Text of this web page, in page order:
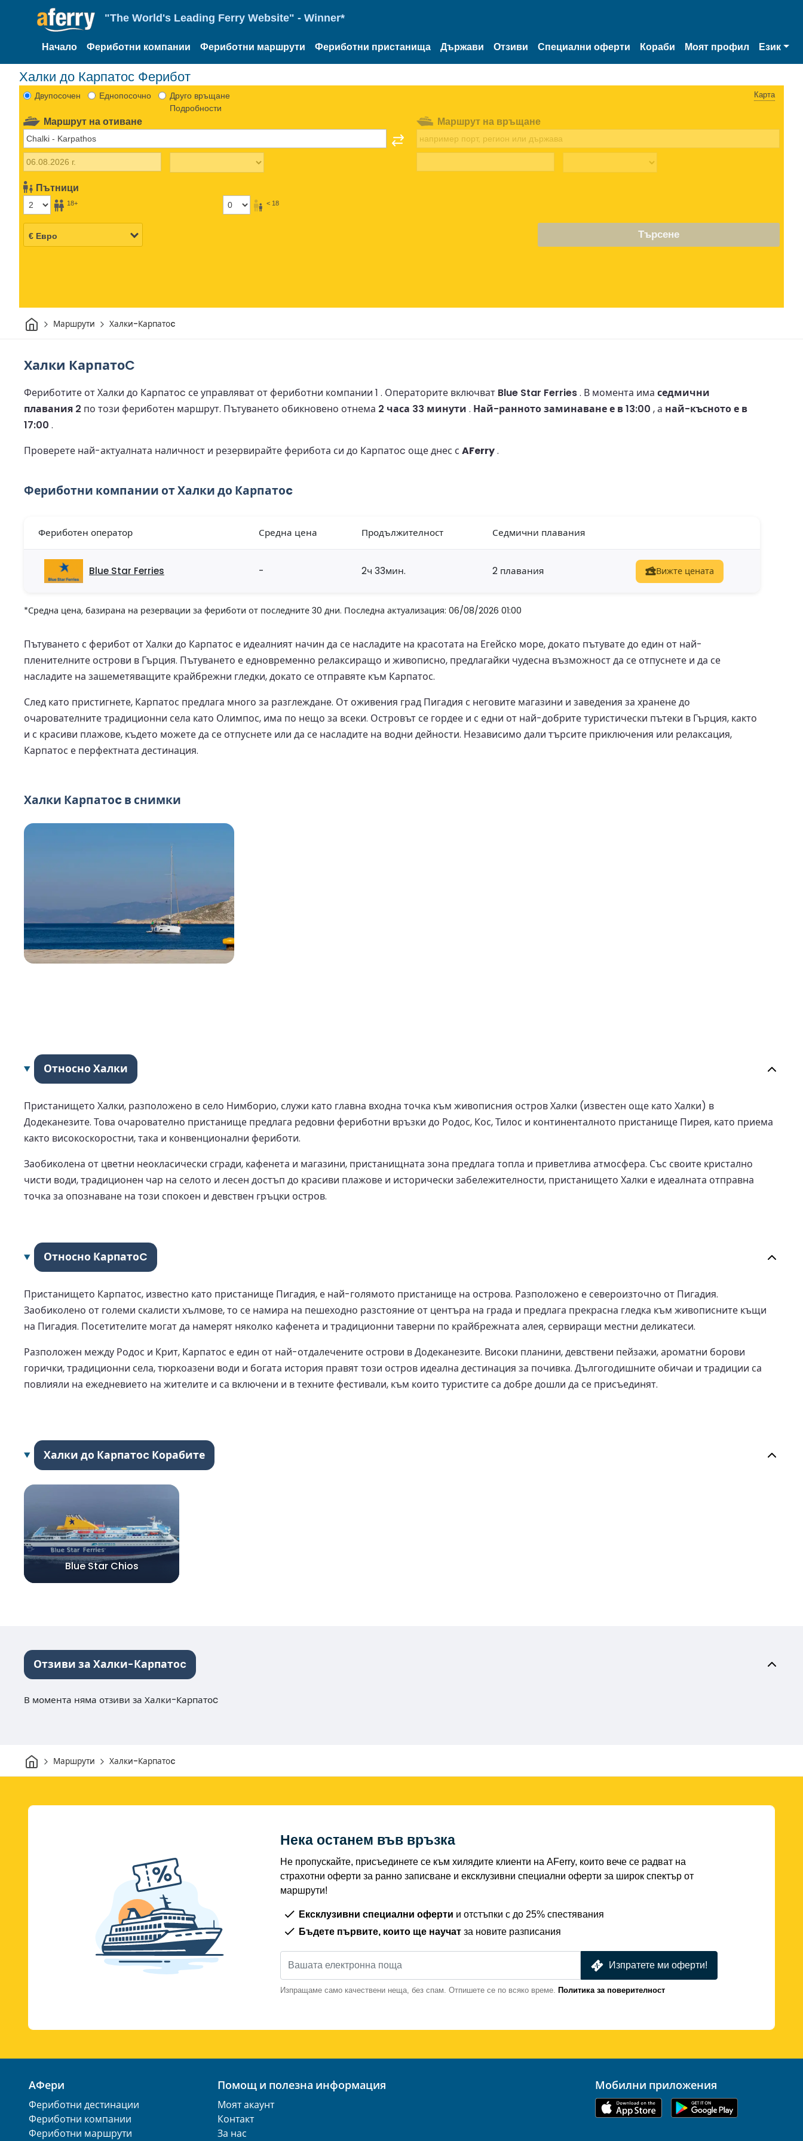
"The World's Leading Ferry Website" - Winner*
Начало Фериботни компании Фериботни маршрути Фериботни пристанища Държави Отзиви Специални оферти Кораби Моят профил Език
Халки до Карпатоc Ферибот
Двупосочен Еднопосочно
Друго връщане
Подробности
Карта
Маршрут на отиване
Пътници
18+ < 18
Маршрут на връщане
Търсене
Начало
Маршрути Халки-Карпатоc
Халки КарпатоC
Фериботите от Халки до Карпатоc се управляват от фериботни компании 1 . Операторите включват Blue Star Ferries. В момента има седмични
плавания 2 по този фериботен маршрут. Пътуването обикновено отнема 2 часа 33 минути . Най-ранното заминаване е в 13:00 , а най-късното е в
17:00 .
Проверете най-актуалната наличност и резервирайте ферибота си до Карпатоc още днес с AFerry.
Фериботни компании от Халки до Карпатоc
Фериботен оператор Средна цена Продължителност Седмични плавания
Blue Star Ferries - 2ч 33мин. 2 плавания Вижте цената
*Средна цена, базирана на резервации за фериботи от последните 30 дни. Последна актуализация: 06/08/2026 01:00
Пътуването с ферибот от Халки до Карпатос е идеалният начин да се насладите на красотата на Егейско море, докато пътувате до един от най-
пленителните острови в Гърция. Пътуването е едновременно релаксиращо и живописно, предлагайки чудесна възможност да се отпуснете и да се
насладите на зашеметяващите крайбрежни гледки, докато се отправяте към Карпатос.
След като пристигнете, Карпатос предлага много за разглеждане. От оживения град Пигадия с неговите магазини и заведения за хранене до
очарователните традиционни села като Олимпос, има по нещо за всеки. Островът се гордее и с едни от най-добрите туристически пътеки в Гърция, както
и с красиви плажове, където можете да се отпуснете или да се насладите на водни дейности. Независимо дали търсите приключения или релаксация,
Карпатос е перфектната дестинация.
Халки Карпатоc в снимки
Относно Халки
Пристанището Халки, разположено в село Нимборио, служи като главна входна точка към живописния остров Халки (известен още като Халки) в
Додеканезите. Това очарователно пристанище предлага редовни фериботни връзки до Родос, Кос, Тилос и континенталното пристанище Пирея, като приема
както високоскоростни, така и конвенционални фериботи.
Заобиколена от цветни неокласически сгради, кафенета и магазини, пристанищната зона предлага топла и приветлива атмосфера. Със своите кристално
чисти води, традиционен чар на селото и лесен достъп до красиви плажове и исторически забележителности, пристанището Халки е идеалната отправна
точка за опознаване на този спокоен и девствен гръцки остров.
Относно КарпатоC
Пристанището Карпатос, известно като пристанище Пигадия, е най-голямото пристанище на острова. Разположено е североизточно от Пигадия.
Заобиколено от големи скалисти хълмове, то се намира на пешеходно разстояние от центъра на града и предлага прекрасна гледка към живописните къщи
на Пигадия. Посетителите могат да намерят няколко кафенета и традиционни таверни по крайбрежната алея, сервиращи местни деликатеси.
Разположен между Родос и Крит, Карпатос е един от най-отдалечените острови в Додеканезите. Високи планини, девствени пейзажи, ароматни борови
горички, традиционни села, тюркоазени води и богата история правят този остров идеална дестинация за почивка. Дългогодишните обичаи и традиции са
повлияли на ежедневието на жителите и са включени и в техните фестивали, към които туристите са добре дошли да се присъединят.
Халки до Карпатоc Корабите
Blue Star Chios
Отзиви за Халки-Карпатоc
В момента няма отзиви за Халки-Карпатоc
Начало
Маршрути Халки-Карпатоc
Нека останем във връзка
Не пропускайте, присъединете се към хилядите клиенти на AFerry, които вече се радват на
страхотни оферти за ранно записване и ексклузивни специални оферти за широк спектър от
маршрути!
Ексклузивни специални оферти и отстъпки с до 25% спестявания
Бъдете първите, които ще научат за новите разписания
Изпратете ми оферти!
Изпращаме само качествени неща, без спам. Отпишете се по всяко време. Политика за поверителност
АФери
Фериботни дестинации
Фериботни компании
Фериботни маршрути
Помощ и полезна информация
Моят акаунт
Контакт
За нас
Мобилни приложения